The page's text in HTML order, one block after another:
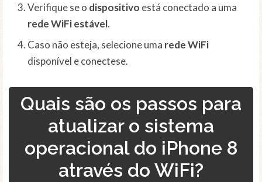
Verifique se o dispositivo está conectado a uma
redeWiFiestável.
Caso não esteja, selecione uma redeWiFi
disponível e conectese.
Quais são os passos para
atualizar o sistema
operacional do iPhone 8
através do WiFi?